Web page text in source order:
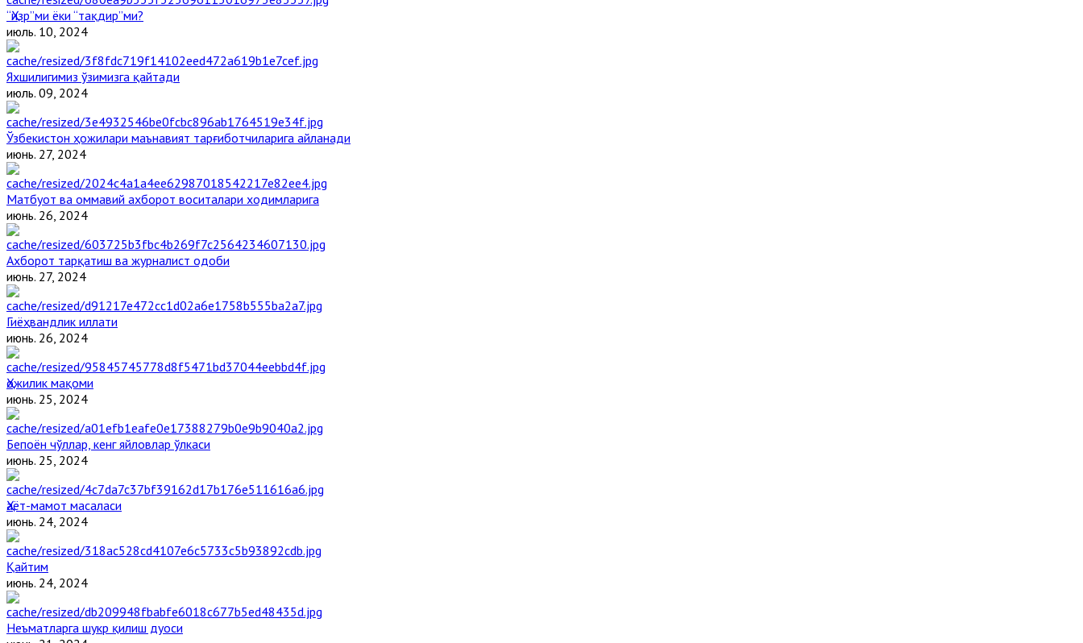
“Ҳизр”ми ёки “тақдир”ми?
июль. 10, 2024
Яхшилигимиз ўзимизга қайтади
июль. 09, 2024
Ўзбекистон ҳожилари маънавият тарғиботчиларига айланади
июнь. 27, 2024
Матбуот ва оммавий ахборот воситалари ходимларига
июнь. 26, 2024
Ахборот тарқатиш ва журналист одоби
июнь. 27, 2024
Гиёҳвандлик иллати
июнь. 26, 2024
Ҳожилик мақоми
июнь. 25, 2024
Бепоён чўллар, кенг яйловлар ўлкаси
июнь. 25, 2024
Ҳаёт-мамот масаласи
июнь. 24, 2024
Қайтим
июнь. 24, 2024
Неъматларга шукр қилиш дуоси